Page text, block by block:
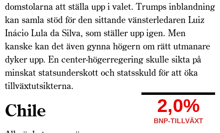
domstolarna att ställa upp i valet. Trumps inblandning
kan samla stöd för den sittande vänsterledaren Luiz
Inácio Lula da Silva, som ställer upp igen. Men
kanske kan det även gynna högern om rätt utmanare
dyker upp. En center-högerregering skulle sikta på
minskat statsunderskott och statsskuld för att öka
tillväxtutsikterna.
2,0%
BNP-TILLVÄXT
Chile